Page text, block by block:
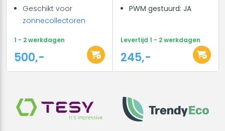
Geschikt voor
zonnecollectoren
1 - 2 werkdagen
500,-
PWM gestuurd: JA
Levertijd 1 - 2 werkdagen
245,-